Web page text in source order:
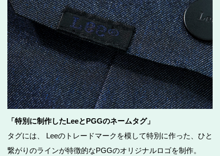
「特別に制作したLeeとPGGのネームタグ」
タグには、 Leeのトレードマークを模して特別に作った、ひと
繋がりのラインが特徴的なPGGのオリジナルロゴを制作。